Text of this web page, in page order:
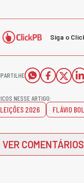
Siga o
NESSE ARTIGO:
2026 FLÁVIO
VER COMENTÁRIOS